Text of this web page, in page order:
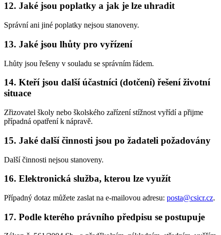
12. Jaké jsou poplatky a jak je lze uhradit
Správní ani jiné poplatky nejsou stanoveny.
13. Jaké jsou lhůty pro vyřízení
Lhůty jsou řešeny v souladu se správním řádem.
14. Kteří jsou další účastníci (dotčení) řešení životní
situace
Zřizovatel školy nebo školského zařízení stížnost vyřídí a přijme
případná opatření k nápravě.
15. Jaké další činnosti jsou po žadateli požadovány
Další činnosti nejsou stanoveny.
16. Elektronická služba, kterou lze využít
Případný dotaz můžete zaslat na e-mailovou adresu: posta@csicr.cz.
17. Podle kterého právního předpisu se postupuje